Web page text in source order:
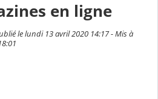
en ligne
le lundi 13 avril 2020 14:17 - Mis à